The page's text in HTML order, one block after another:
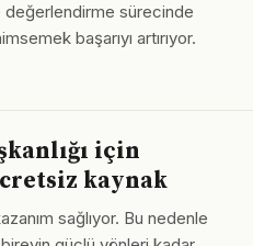
sürecinde
başarıyı artırıyor.
için
kaynak
sağlıyor. Bu nedenle